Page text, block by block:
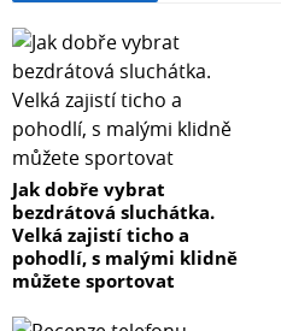
Jak dobře vybrat
bezdrátová sluchátka.
Velká zajistí ticho a
pohodlí, s malými klidně
můžete sportovat